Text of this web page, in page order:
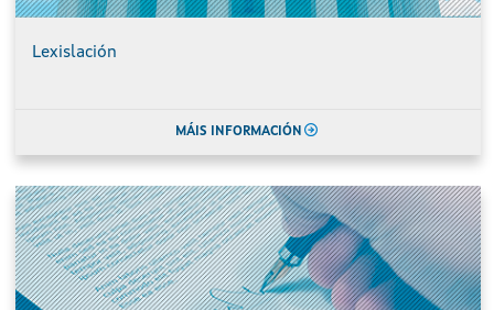
Lexislación
MÁIS INFORMACIÓN